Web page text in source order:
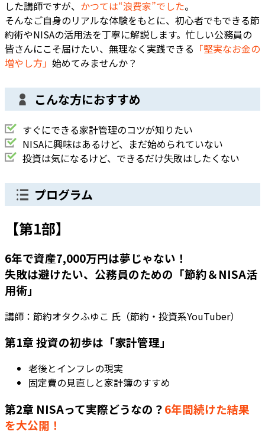
した講師ですが、 かつては“浪費家”でした。
そんなご自身のリアルな体験をもとに、初心者でもできる節
約術やNISAの活用法を丁寧に解説します。忙しい公務員の
皆さんにこそ届けたい、無理なく実践できる 「堅実なお金の
増やし方」 始めてみませんか？
こんな方におすすめ
すぐにできる家計管理のコツが知りたい
NISAに興味はあるけど、まだ始められていない
投資は気になるけど、できるだけ失敗はしたくない
プログラム
【第1部】
6年で資産7,000万円は夢じゃない！
失敗は避けたい、公務員のための「節約＆NISA活
用術」
講師：節約オタクふゆこ 氏（節約・投資系YouTuber）
第1章 投資の初歩は「家計管理」
老後とインフレの現実
固定費の見直しと家計簿のすすめ
第2章 NISAって実際どうなの？6年間続けた結果
を大公開！